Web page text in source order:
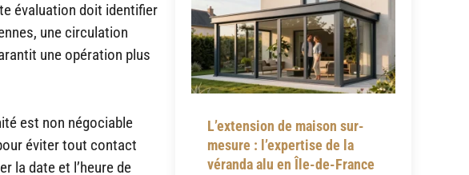
évaluation doit identifier
une circulation
une opération plus
est non négociable
éviter tout contact
la date et l’heure de
L’extension de maison sur-
mesure : l’expertise de la
véranda alu en Île-de-France